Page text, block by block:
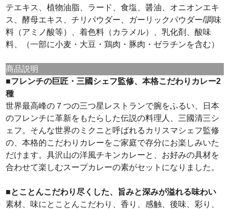
テエキス、植物油脂、ラード、食塩、醤油、オニオンエキ
ス、酵母エキス、チリパウダー、ガーリックパウダー/調味
料（アミノ酸等）、着色料（カラメル）、乳化剤、酸味
料、（一部に小麦・大豆・鶏肉・豚肉・ゼラチンを含む）
商品説明
■フレンチの巨匠・三國シェフ監修、本格こだわりカレー2
種
世界最高峰の７つの三つ星レストランで腕をふるい、日本
のフレンチに革新をもたらした伝説の料理人、三國清三シ
ェフ。そんな世界のミクニと呼ばれるカリスマシェフ監修
の、本格的こだわりカレーをご家庭で存分にお楽しみいた
だけます。具沢山の洋風チキンカレーと、お好みの具材を
合わせて楽しむスープカレーの素がセットになりました。
■とことんこだわり尽くした、旨みと深みが溢れる味わい
素材、味にとことんこだわり、香り、感触、後味、彩り、